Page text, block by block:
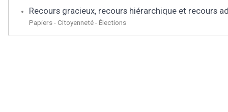
Recours gracieux, recours hiérarchique et recours
Papiers - Citoyenneté - Élections